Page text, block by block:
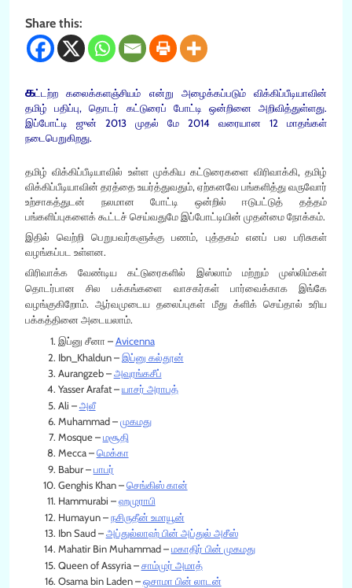
Share this:
கட்டற்ற கலைக்களஞ்சியம் என்று அழைக்கப்படும் விக்கிப்பீடியாவின்
தமிழ் பதிப்பு, தொடர் கட்டுரைப் போட்டி ஒன்றினை அறிவித்துள்ளது.
இப்போட்டி ஜுன் 2013 முதல் மே 2014 வரையான 12 மாதங்கள்
நடைபெறுகிறது.
தமிழ் விக்கிப்பீடியாவில் உள்ள முக்கிய கட்டுரைகளை விரிவாக்கி, தமிழ்
விக்கிப்பீடியாவின் தரத்தை உயர்த்துவதும், ஏற்கனவே பங்களித்து வருவோர்
உற்சாகத்துடன் நலமான போட்டி ஒன்றில் ஈடுபட்டுத் தத்தம்
பங்களிப்புகளைக் கூட்டச் செய்வதுமே இப்போட்டியின் முதன்மை நோக்கம்.
இதில் வெற்றி பெறுபவர்களுக்கு பணம், புத்தகம் எனப் பல பரிசுகள்
வழங்கப்பட உள்ளன.
விரிவாக்க வேண்டிய கட்டுரைகளில் இஸ்லாம் மற்றும் முஸ்லிம்கள்
தொடர்பான சில பக்கங்களை வாசகர்கள் பார்வைக்காக இங்கே
வழங்குகிறோம். ஆர்வமுடைய தலைப்புகள் மீது க்ளிக் செய்தால் உரிய
பக்கத்தினை அடையலாம்.
இப்னு சீனா –Avicenna
Ibn_Khaldun–இப்னு கல்தூன்
Aurangzeb–அவுரங்கசீப்
Yasser Arafat–யாசர் அராபத்
Ali –அலீ
Muhammad –முகமது
Mosque –மசூதி
Mecca –மெக்கா
Babur–பாபர்
Genghis Khan–செங்கிஸ் கான்
Hammurabi –ஹமுராபி
Humayun–நசிருதீன் உமாயூன்
Ibn Saud–அப்துல்லாஹ் பின் அப்துல் அசீஸ்
Mahatir Bin Muhammad–மகாதிர் பின் முகமது
Queen of Assyria–சாம்முர் அமாத்
Osama bin Laden–ஒசாமா பின் லாடன்